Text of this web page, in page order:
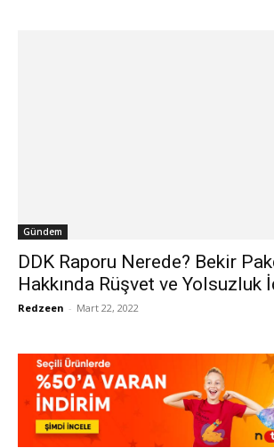
Gündem
DDK Raporu Nerede? Bekir
Hakkında Rüşvet ve Yolsuzluk
Redzeen - Mart 22, 2022